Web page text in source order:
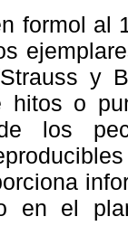
formol al
y
hitos o
los
en el